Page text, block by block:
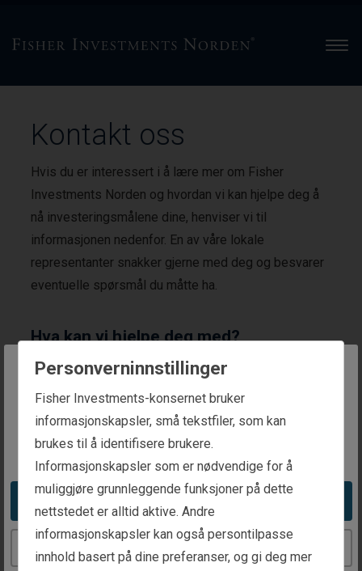
The website you are trying to reach is
intended for investors in Norway
You appear to be in the United States
Take me to the United States website
Continue to the Norway website
Kontakt oss
Hvis du er interessert i å lære mer om Fisher
Investments Norden og hvordan vi kan hjelpe deg å
nå investeringsmålene dine, henviser vi til
informasjonen nedenfor. En av våre lokale
representanter snakker gjerne med deg og besvarer
eventuelle spørsmål du måtte ha.
Hva kan vi hjelpe deg med?
Få de relevante kontaktopplysningene.
Generell informasjon
Personlig formuesforvaltning
Institusjonell investering
Media og presse
Personverninnstillinger
Fisher Investments-konsernet bruker
informasjonskapsler, små tekstfiler, som kan
brukes til å identifisere brukere.
Informasjonskapsler som er nødvendige for å
muliggjøre grunnleggende funksjoner på dette
nettstedet er alltid aktive. Andre
informasjonskapsler kan også persontilpasse
innhold basert på dine preferanser, og gi deg mer